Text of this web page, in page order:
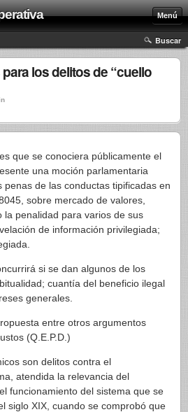
Menú
Buscar
los delitos de “cuello
que se conociera públicamente el
una moción parlamentaria
de las conductas tipificadas en
sobre mercado de valores,
la penalidad para varios de sus
de información privilegiada;
si se dan algunos de los
cuantía del beneficio ilegal
generales.
entre otros argumentos
(Q.E.P.D.)
son delitos contra el
atendida la relevancia del
funcionamiento del sistema que se
siglo XIX, cuando se comprobó que